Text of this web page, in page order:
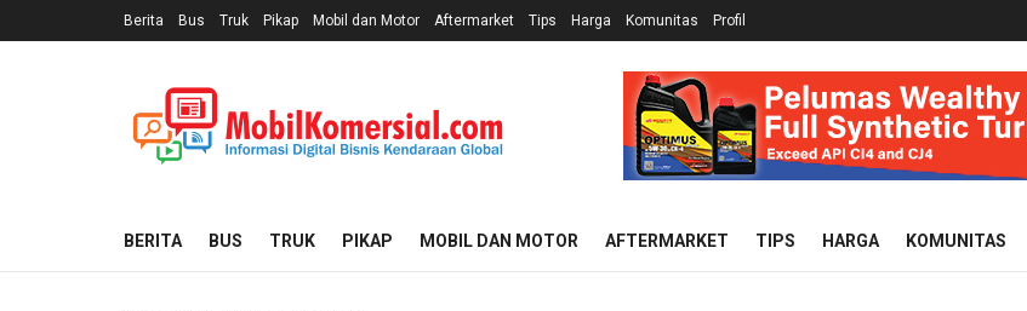
Berita Bus Truk Pikap Mobil dan Motor Aftermarket Tips Harga Komunitas Profil
BERITA BUS TRUK PIKAP MOBIL DAN MOTOR AFTERMARKET TIPS HARGA KOMUNITAS